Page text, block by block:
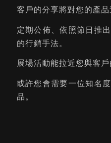
客戶的分享將對您的產品
定期公佈、依照節日推
的行銷手法。
展場活動能拉近您與客戶
或許您會需要一位知名
品。